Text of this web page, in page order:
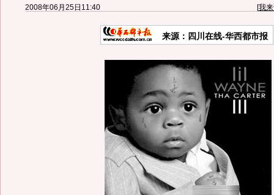
2008年06月25日11:40 [我
来源：四川在线-华西都市报